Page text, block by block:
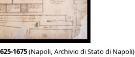
1675(Napoli, Archivio di Stato di Napoli)